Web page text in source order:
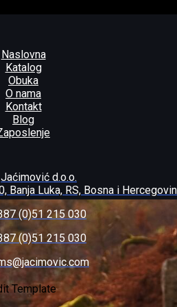
Naslovna
Katalog
Obuka
O nama
Kontakt
Blog
Jaćimović d.o.o.
Banja Luka, RS, Bosna i
(0)51 215 030
(0)51 215 030
Template